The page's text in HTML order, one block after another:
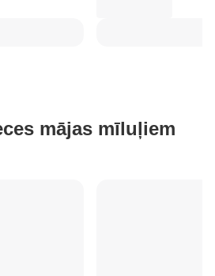
mājas mīluļiem